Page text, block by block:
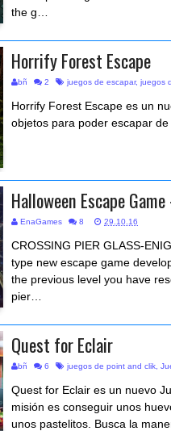
the g…
Horrify Forest Escape
bñ 2 juegos de escapar, juegos
Horrify Forest Escape es un
objetos para poder escapar
Halloween Escape
EnaGames 8 29.10.16
CROSSING PIER GLASS-
type new escape game
the previous level you have
pier…
Quest for Eclair
bñ 6 juegos de point and clik
Quest for Eclair es un nuevo
misión es conseguir unos
unos pastelitos. Busca la